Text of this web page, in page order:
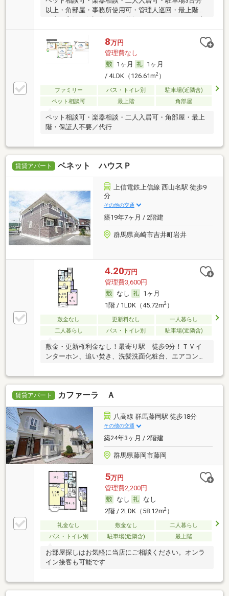
以上・角部屋・事務所使用可・管理人巡回・最上階・
日当り良好・保証人不要／代行 ・ルームシェア可・初
期費用カード決済可・家賃カード決済可
8万円
管理費なし
1ヶ月
1ヶ月
/ 4LDK（126.61m2）
ファミリー バス・トイレ別
駐車場(近隣含)
ペット相談可
最上階 角部屋
ペット相談可・楽器相談・二人入居可・角部屋・最上
階・保証人不要／代行
賃貸アパート ベネット ハウスＰ
上信電鉄上信線 西山名駅 徒歩9
分
その他の交通
築19年7ヶ月 / 2階建
群馬県高崎市吉井町岩井
4.20万円
管理費3,600円
なし
1ヶ月
1階 / 1LDK（45.72m2）
敷金なし 更新料なし
一人暮らし
二人暮らし
バス・トイレ別 駐車場(近隣含)
敷金・更新権利金なし！最寄り駅 徒歩9分！ＴＶイ
ンターホン、追い焚き、洗髪洗面化粧台、エアコン付
賃貸アパート カファーラ Ａ
八高線 群馬藤岡駅 徒歩18分
その他の交通
築24年3ヶ月 / 2階建
群馬県藤岡市藤岡
5万円
管理費2,200円
なし
なし
2階 / 2LDK（58.12m2）
礼金なし 敷金なし
二人暮らし
バス・トイレ別
駐車場(近隣含) 最上階
お部屋探しはお気軽に当店にご相談ください。オンラ
イン接客も可能です